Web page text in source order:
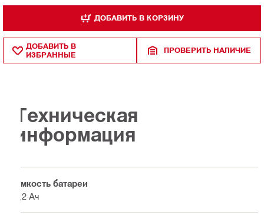
ДОБАВИТЬ В КОРЗИНУ
ДОБАВИТЬ В
ИЗБРАННЫЕ
ПРОВЕРИТЬ НАЛИЧИЕ
Техническая
информация
Емкость батареи
5,2 Ач